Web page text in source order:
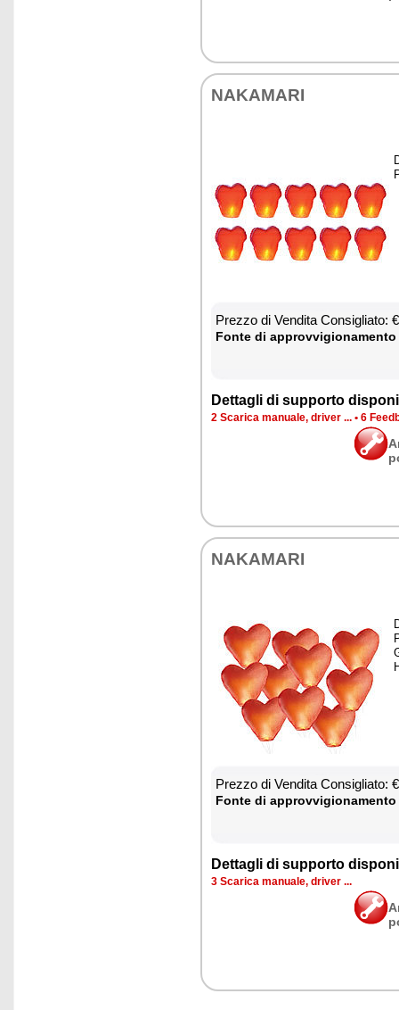
NA­KA­MA­RI
Prez­zo di Ven­di­ta Con­si­glia­to:
Fon­te di
Det­ta­gli di sup­por­to
2 Sca­ri­ca ma­nua­le, dri­ver ... • 6
NA­KA­MA­RI
Prez­zo di Ven­di­ta Con­si­glia­to:
Fon­te di
Det­ta­gli di sup­por­to
3 Sca­ri­ca ma­nua­le, dri­ver ...